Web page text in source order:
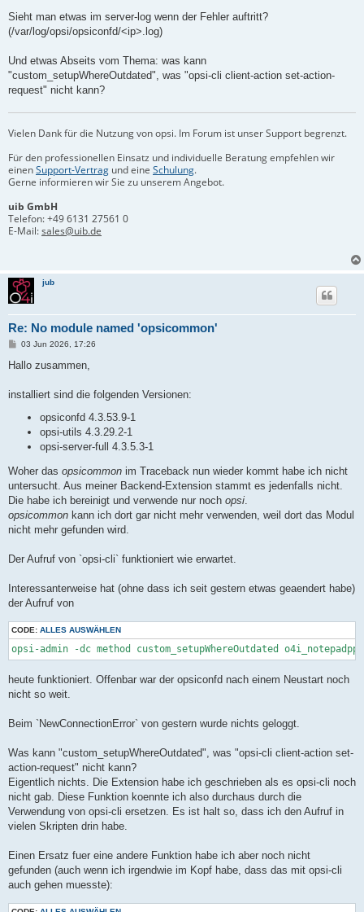
The above exception was the direct cause of the following
Traceback (most recent call last):
  File "opsiutils/opsiadmin.py", line 1672, in main
  File "opsiutils/opsiadmin.py", line 317, in shell_main
File "opsicommon/client/opsiservice.py", line 2457, in
File "opsicommon/client/opsiservice.py", line 1405, in
Sieht man etwas im server-log wenn der Fehler auftritt?
(/var/log/opsi/opsiconfd/<ip>.log)
Und etwas Abseits vom Thema: was kann
"custom_setupWhereOutdated", was "opsi-cli client-action set-action-
request" nicht kann?
Vielen Dank für die Nutzung von opsi. Im Forum ist unser Support begrenzt.
Für den professionellen Einsatz und individuelle Beratung empfehlen wir
einenSupport-Vertrag und eine Schulung.
Gerne informieren wir Sie zu unserem Angebot.
uib GmbH
Telefon:+49 6131 27561 0
E-Mail:sales@uib.de
jub
Re: No module named 'opsicommon'
B
i
a
03 Jun 2026, 17:26
Hallo zusammen,
installiert sind die folgenden Versionen:
opsiconfd 4.3.53.9-1
opsi-utils 4.3.29.2-1
opsi-server-full 4.3.5.3-1
Woher das opsicommon im Traceback nun wieder kommt habe ich nicht
untersucht. Aus meiner Backend-Extension stammt es jedenfalls nicht.
Die habe ich bereinigt und verwende nur noch opsi
opsicommon kann ich dort gar nicht mehr verwenden, weil dort das Modul
nicht mehr gefunden wird.
Der Aufruf von `opsi-cli` funktioniert wie erwartet.
Interessanterweise hat (ohne dass ich seit gestern etwas geaendert habe)
der Aufruf von
CODE: ALLES AUSWÄHLEN
opsi-admin -dc method custom_setupWhereOutdated
heute funktioniert. Offenbar war der opsiconfd nach einem Neustart noch
nicht so weit.
Beim `NewConnectionError` von gestern wurde nichts geloggt.
Was kann "custom_setupWhereOutdated", was "opsi-cli client-action set-
action-request" nicht kann?
Eigentlich nichts. Die Extension habe ich geschrieben als es opsi-cli noch
nicht gab. Diese Funktion koennte ich also durchaus durch die
Verwendung von opsi-cli ersetzen. Es ist halt so, dass ich den Aufruf in
vielen Skripten drin habe.
Einen Ersatz fuer eine andere Funktion habe ich aber noch nicht
gefunden (auch wenn ich irgendwie im Kopf habe, dass das mit opsi-cli
auch gehen muesste):